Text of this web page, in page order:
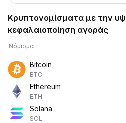
Κρυπτονομίσματα με την
κεφαλαιοποίηση αγοράς
Νόμισμα
Bitcoin
BTC
Ethereum
ETH
Solana
SOL